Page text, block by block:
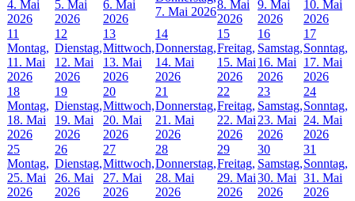
4. Mai
2026
5. Mai
2026
6. Mai
2026
7. Mai 2026
8. Mai
2026
9. Mai
2026
10. Mai
2026
11
Montag,
11. Mai
2026
12
Dienstag,
12. Mai
2026
13
Mittwoch,
13. Mai
2026
14
Donnerstag,
14. Mai
2026
15
Freitag,
15. Mai
2026
16
Samstag,
16. Mai
2026
17
Sonntag,
17. Mai
2026
18
Montag,
18. Mai
2026
19
Dienstag,
19. Mai
2026
20
Mittwoch,
20. Mai
2026
21
Donnerstag,
21. Mai
2026
22
Freitag,
22. Mai
2026
23
Samstag,
23. Mai
2026
24
Sonntag,
24. Mai
2026
25
Montag,
25. Mai
2026
26
Dienstag,
26. Mai
2026
27
Mittwoch,
27. Mai
2026
28
Donnerstag,
28. Mai
2026
29
Freitag,
29. Mai
2026
30
Samstag,
30. Mai
2026
31
Sonntag,
31. Mai
2026